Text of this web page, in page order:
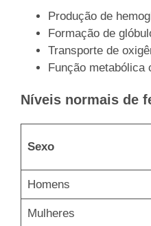
Produção de
Formação de
Transporte de
Função metabólica
Níveis normais de
Sexo
Homens
Mulheres